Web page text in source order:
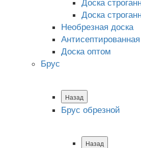
Доска
Необрезная доска
Доска оптом
Брус
Назад
Брус обрезной
Назад